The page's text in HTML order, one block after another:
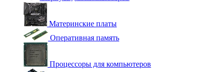
Материнские платы
Оперативная память
Процессоры для компьютеров